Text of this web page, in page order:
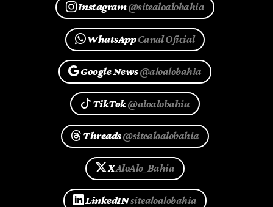
Instagram@sitealoalobahia
WhatsAppCanal Oficial
Google News@aloalobahia
TikTok@aloalobahia
Threads@sitealoalobahia
XAloAlo_Bahia
LinkedINsitealoalobahia